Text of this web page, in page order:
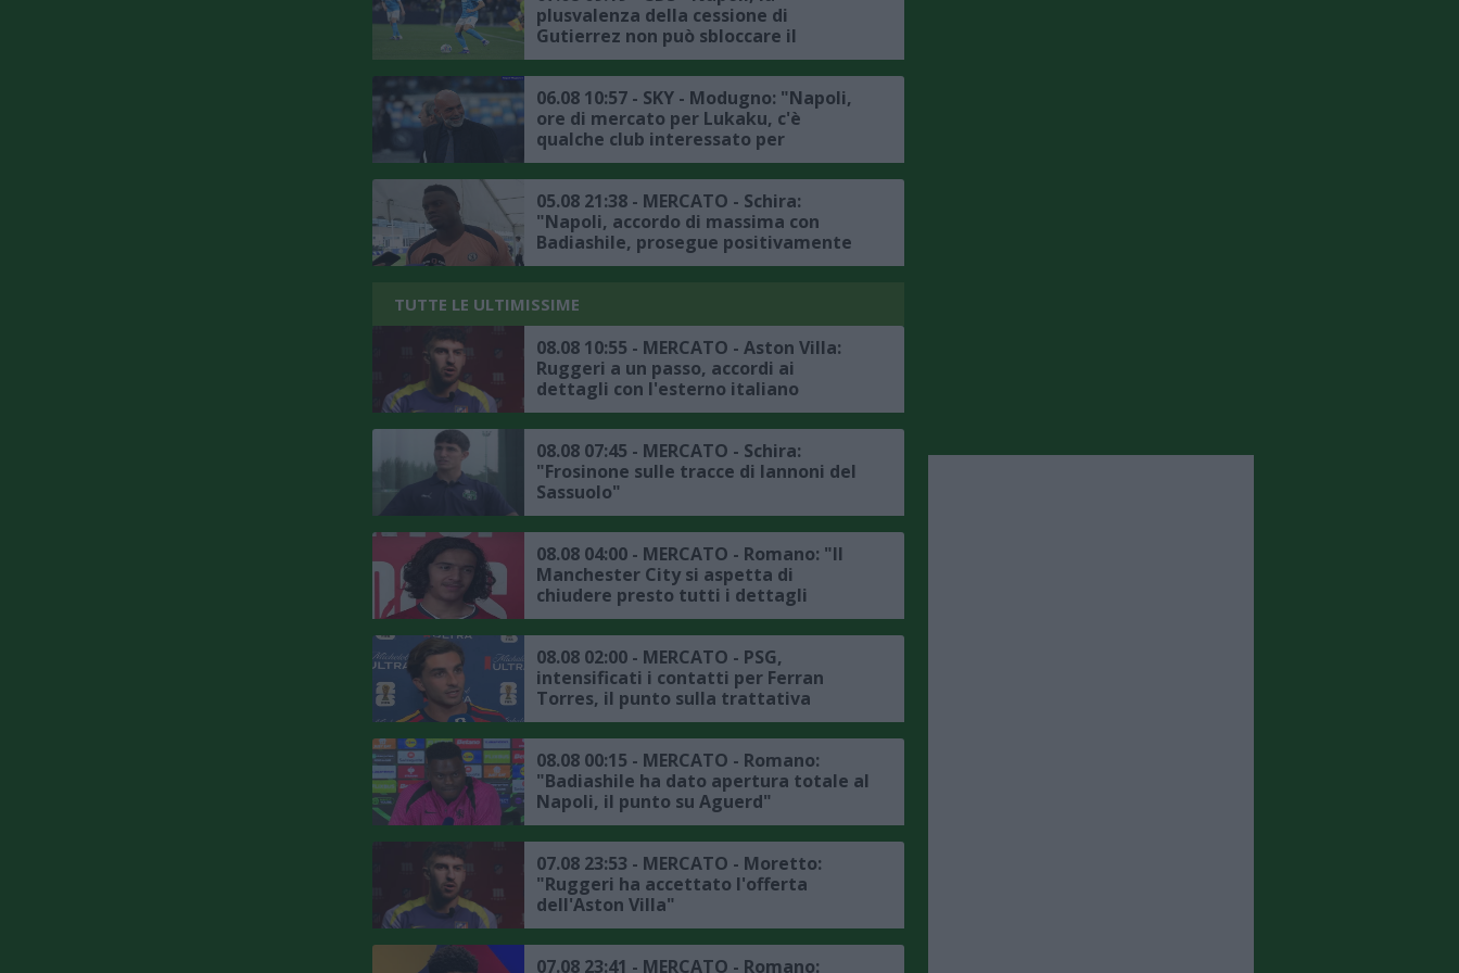
plusvalenza della cessione di
Gutierrez non può sbloccare il
mercato, il punto
06.08 10:57 - SKY - Modugno: "Napoli,
ore di mercato per Lukaku, c'è
qualche club interessato per
l'attaccante belga, l'Atlanta non è in
pole"
05.08 21:38 - MERCATO - Schira:
"Napoli, accordo di massima con
Badiashile, prosegue positivamente
la trattativa con il Chelsea, ecco i
TUTTE LE ULTIMISSIME
08.08 10:55 - MERCATO - Aston Villa:
Ruggeri a un passo, accordi ai
dettagli con l'esterno italiano
08.08 07:45 - MERCATO - Schira:
"Frosinone sulle tracce di Iannoni del
Sassuolo"
08.08 04:00 - MERCATO - Romano: "Il
Manchester City si aspetta di
chiudere presto tutti i dettagli
dell'affare Bouaddi"
08.08 02:00 - MERCATO - PSG,
intensificati i contatti per Ferran
Torres, il punto sulla trattativa
08.08 00:15 - MERCATO - Romano:
"Badiashile ha dato apertura totale al
Napoli, il punto su Aguerd"
07.08 23:53 - MERCATO - Moretto:
"Ruggeri ha accettato l'offerta
dell'Aston Villa"
07.08 23:41 - MERCATO - Romano: